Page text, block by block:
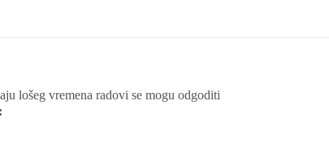
lošeg vremena radovi se mogu odgoditi